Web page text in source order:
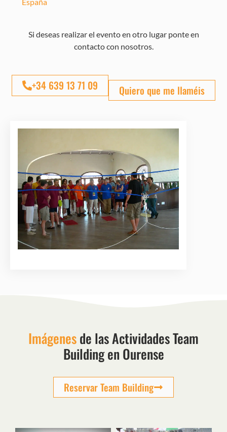
Si deseas realizar el evento en otro lugar ponte en
contacto con nosotros.
+34 639 13 71 09 Quiero que me llaméis
Imágenesde las Actividades Team
Building en Ourense
Reservar Team Building